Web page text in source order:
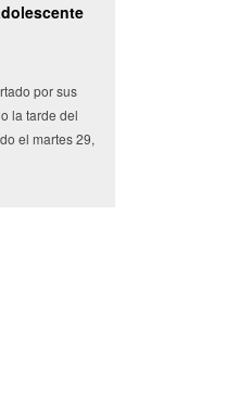
Camioneta con vegetales
Miles de pesos en frutas y verduras
tenían como destino el municipio de
Conkal se perdieron en un siniestro